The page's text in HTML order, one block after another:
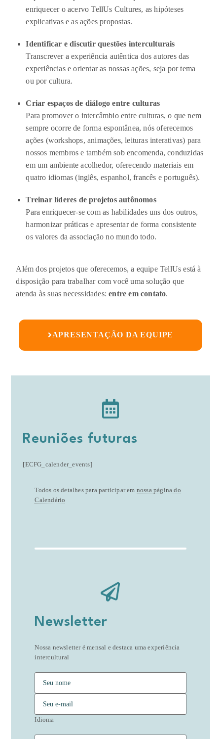
enriquecer o acervo TellUs Cultures, as hipóteses
explicativas e as ações propostas.
Identificar e discutir questões interculturais
Transcrever a experiência autêntica dos autores das
experiências e orientar as nossas ações, seja por tema
ou por cultura.
Criar espaços de diálogo entre culturas
Para promover o intercâmbio entre culturas, o que nem
sempre ocorre de forma espontânea, nós oferecemos
ações (workshops, animações, leituras interativas) para
nossos membros e também sob encomenda, conduzidas
em um ambiente acolhedor, oferecendo materiais em
quatro idiomas (inglês, espanhol, francês e português).
Treinar líderes de projetos autônomos
Para enriquecer-se com as habilidades uns dos outros,
harmonizar práticas e apresentar de forma consistente
os valores da associação no mundo todo.
Além dos projetos que oferecemos, a equipe TellUs está à
disposição para trabalhar com você uma solução que
atenda às suas necessidades:entre em contato.
APRESENTAÇÃO DA EQUIPE
Reuniões futuras
[ECFG_calender_events]
Todos os detalhes para participar em nossa página do
Calendário
Newsletter
Nossa newsletter é mensal e destaca uma experiência
intercultural
Idioma